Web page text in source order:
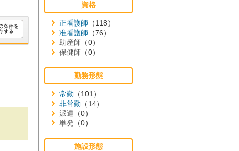
資格
正看護師 （118）
准看護師 （76）
助産師 （0）
保健師 （0）
勤務形態
常勤 （101）
非常勤 （14）
派遣 （0）
単発 （0）
施設形態